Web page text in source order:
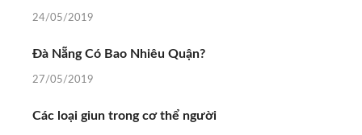
24/05/2019
Đà Nẵng Có Bao Nhiêu Quận?
27/05/2019
Các loại giun trong cơ thể người